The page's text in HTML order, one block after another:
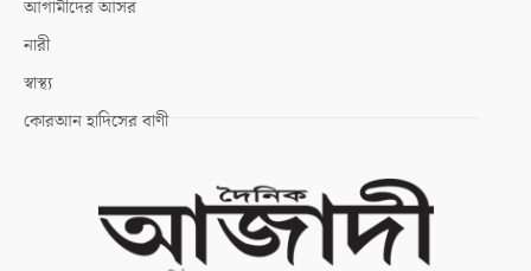
আগামীদের আসর
নারী
স্বাস্থ্য
কোরআন হাদিসের বাণী